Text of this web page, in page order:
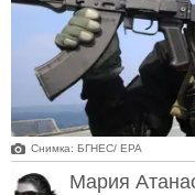
Снимка: БГНЕС/ EPA
Мария